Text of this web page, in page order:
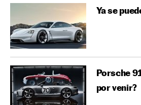
Ya se
Porsche
por venir?